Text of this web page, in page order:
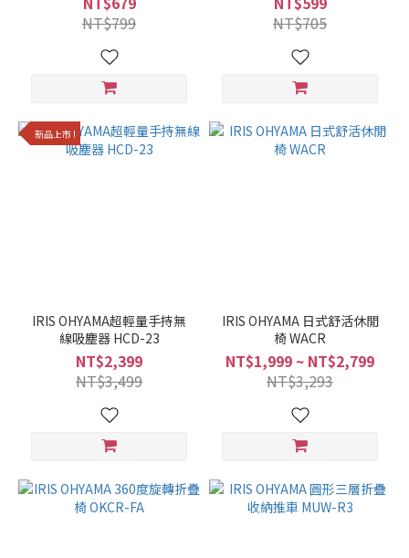
NT$799
NT$705
新品上市 !
IRIS OHYAMA超輕量手持無
線吸塵器 HCD-23
NT$2,399
NT$3,499
IRIS OHYAMA 日式舒活休閒
椅 WACR
NT$1,999 ~ NT$2,799
NT$3,293